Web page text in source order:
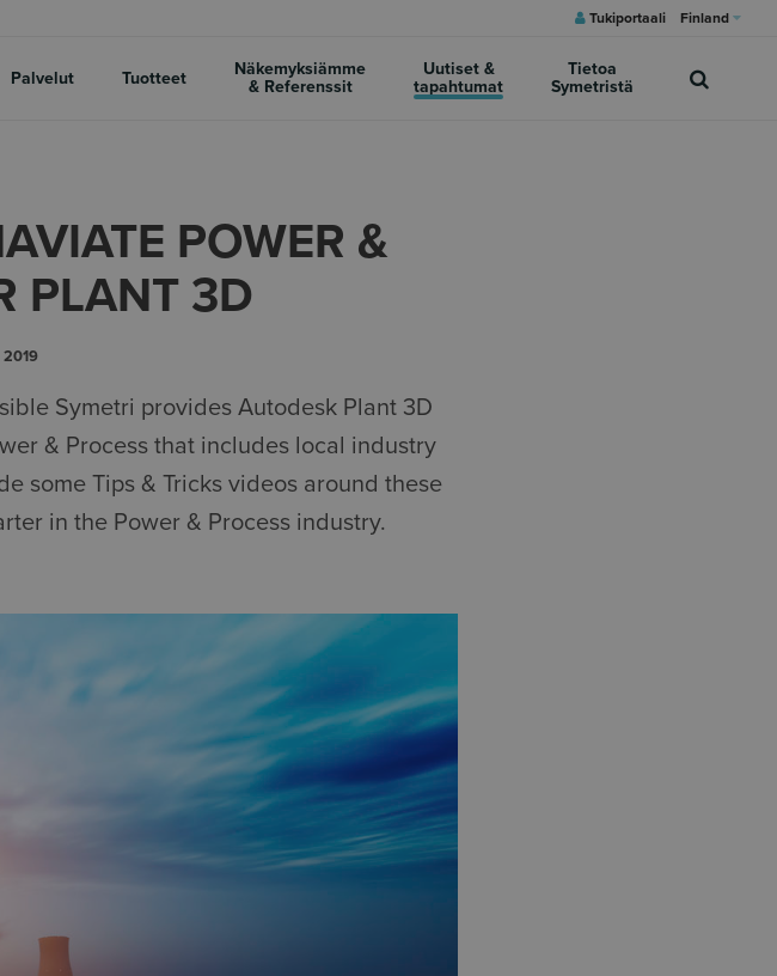
Tukiportaali Finland
Palvelut Tuotteet
Näkemyksiämme
& Referenssit
Uutiset &
tapahtumat
Tietoa
Symetristä
POWER &
PLANT 3D
2019
Symetri provides Autodesk Plant 3D
& Process that includes local industry
some Tips & Tricks videos around these
in the Power & Process industry.